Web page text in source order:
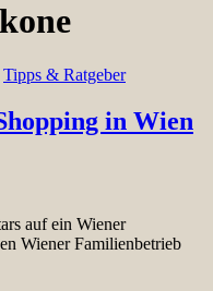
Tipps & Ratgeber
in Wien
auf ein Wiener
Wiener Familienbetrieb